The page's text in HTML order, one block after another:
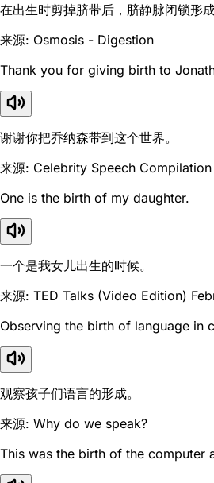
在出生时剪掉脐带后，脐静脉闭锁形成
来源: Osmosis - Digestion
Thank you for giving birth to
谢谢你把乔纳森带到这个世界。
来源: Celebrity Speech Compilation
One is the birth of my daughter.
一个是我女儿出生的时候。
来源: TED Talks (Video Edition)
Observing the birth of language in
观察孩子们语言的形成。
来源: Why do we speak?
This was the birth of the computer